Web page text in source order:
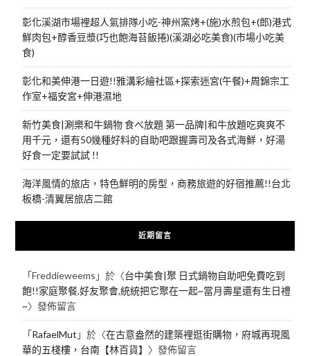
彰化溪湖市場裡超人氣排隊小吃-神州窯烤+(施)水煎包+(郎)港式
鮮肉包+醇香豆漿(巧也飽海苔飯捲)(溪湖必吃美食)(市場小吃美
食)
彰化和美伸港一日遊!!雅溝彩繪社區+探索迷宮(午餐)+周錦宗工
作室+福安宮+伸港濕地
新竹美食|涮樂和牛鍋物 食べ放題 第一品牌|和牛放題吃爽爽不
用千元，還有50幾種好料的自助吧跟握壽司及各式海鮮，好湯
好食一定要試試 !!
海洋風情的旅店，特色鮮明的房型，商務旅遊的好宿推薦!!台北
板橋-清翼居旅店二館
近期留言
「Freddieweems 」於〈台中美食|聚 日式鍋物自助吧免費吃到
飽!!家庭聚餐,好友聚會,統統把它聚在一起~當月壽星還有生日禮
~〉發佈留言
「RafaelMut 」於〈在古意盎然的建築裡逛街購物，府城再現風
華的五棧樓，台南【林百貨】 〉發佈留言